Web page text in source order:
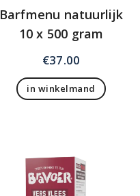
Barfmenu natuurlijk
10 x 500 gram
€37.00
in winkelmand